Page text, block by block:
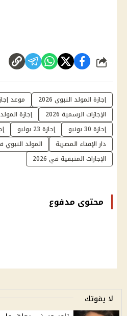
شارك
إجازة المولد النبوي 2026
موعد
الإجازات الرسمية 2026
إجازة
إجازة 30 يونيو
إجازة 23 يوليو
دار الإفتاء المصرية
المولد
الإجازات المتبقية في 2026
محتوى مدفوع
لا يفوتك